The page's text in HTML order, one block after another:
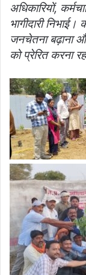
अधिकारियों,
भागीदारी
जनचेतना बढ़ाना
को प्रेरित करना